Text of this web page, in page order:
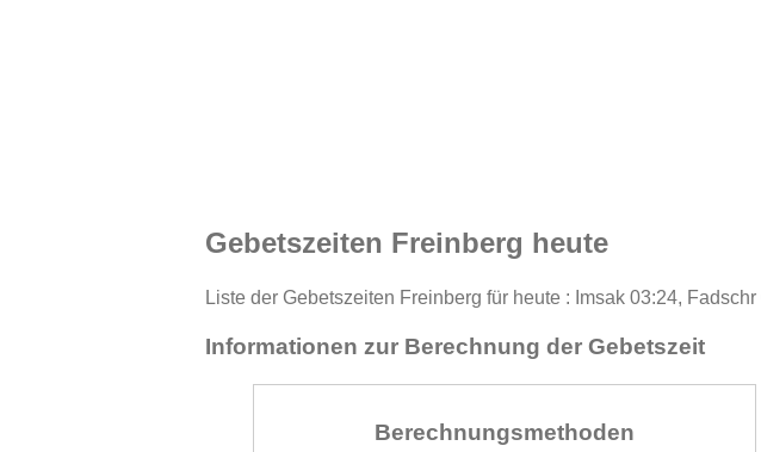
Gebetszeiten Freinberg heute
Liste der Gebetszeiten Freinberg für heute : Imsak 03:24,
Informationen zur Berechnung der Gebetszeit
Berechnungsmethoden